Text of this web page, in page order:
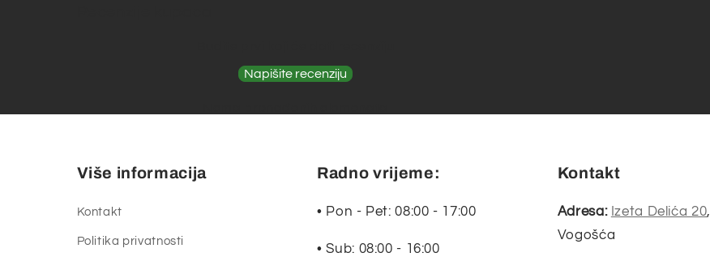
Napišite recenziju
Više informacija
Kontakt
Politika privatnosti
Radno vrijeme:
• Pon - Pet: 08:00 - 17:00
• Sub: 08:00 - 16:00
Kontakt
Adresa: Izeta Delića 20,
Vogošća